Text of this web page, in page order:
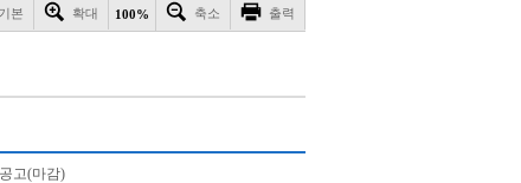
기본 확대 100% 축소 출력
고(마감)